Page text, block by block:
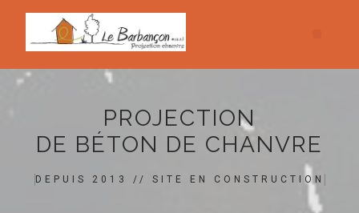
PROJECTION
DE BÉTON DE CHANVRE
DEPUIS 2013 // SITE EN CONSTRUCTION